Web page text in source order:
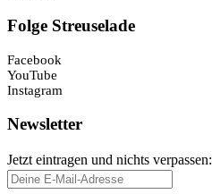
Folge Streuselade
Facebook
YouTube
Instagram
Newsletter
Jetzt eintragen und nichts verpassen: